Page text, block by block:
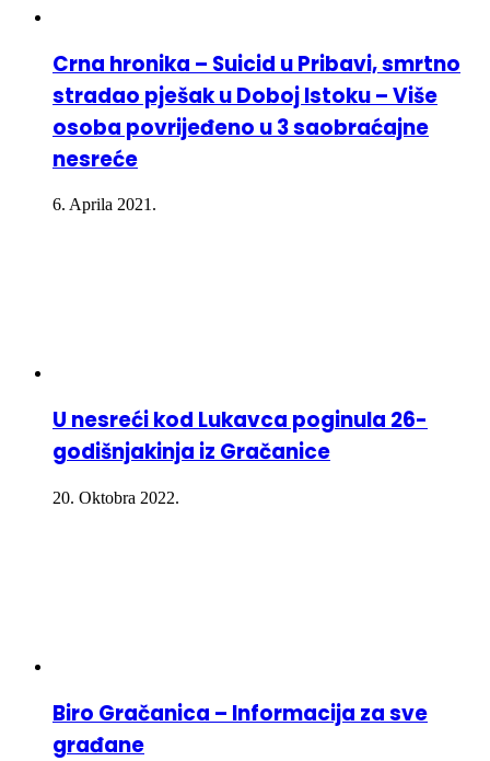
Crna hronika – Suicid u Pribavi, smrtno
stradao pješak u Doboj Istoku – Više
osoba povrijeđeno u 3 saobraćajne
nesreće
6. Aprila 2021.
U nesreći kod Lukavca poginula 26-
godišnjakinja iz Gračanice
20. Oktobra 2022.
Biro Gračanica – Informacija za sve
građane